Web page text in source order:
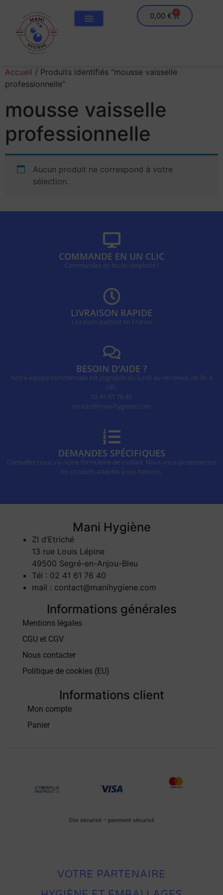
0,00 € 0
Accueil / Produits identifiés “mousse vaisselle
professionnelle”
mousse vaisselle
professionnelle
Aucun produit ne correspond à votre
sélection.
COMMANDE EN UN CLIC
Commandez en toute simplicité !
LIVRAISON RAPIDE
Livraison partout en France
BESOIN D'AIDE ?
Notre équipe commerciale est joignable du lundi au vendredi, de 9h à
18h.
02 41 61 76 40
contact@manihygiene.com
DEMANDES SPÉCIFIQUES
Consultez nous via notre formulaire de contact. Nous vous proposerons
les produits adaptés à vos besoins.
Mani Hygiène
ZI d’Etriché
13 rue Louis Lépine
49500 Segré-en-Anjou-Bleu
Tél : 02 41 61 76 40
mail : contact@manihygiene.com
Informations générales
Mentions légales
CGU et CGV
Nous contacter
Politique de cookies (EU)
Informations client
Mon compte
Panier
Site sécurisé – paiement sécurisé
VOTRE PARTENAIRE